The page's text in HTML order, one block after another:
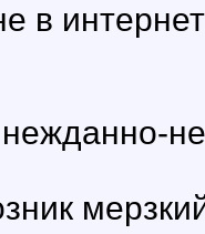
в
нежданно-